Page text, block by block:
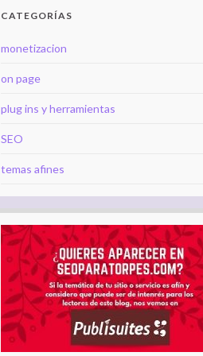
CATEGORÍAS
monetizacion
on page
plug ins y herramientas
SEO
temas afines